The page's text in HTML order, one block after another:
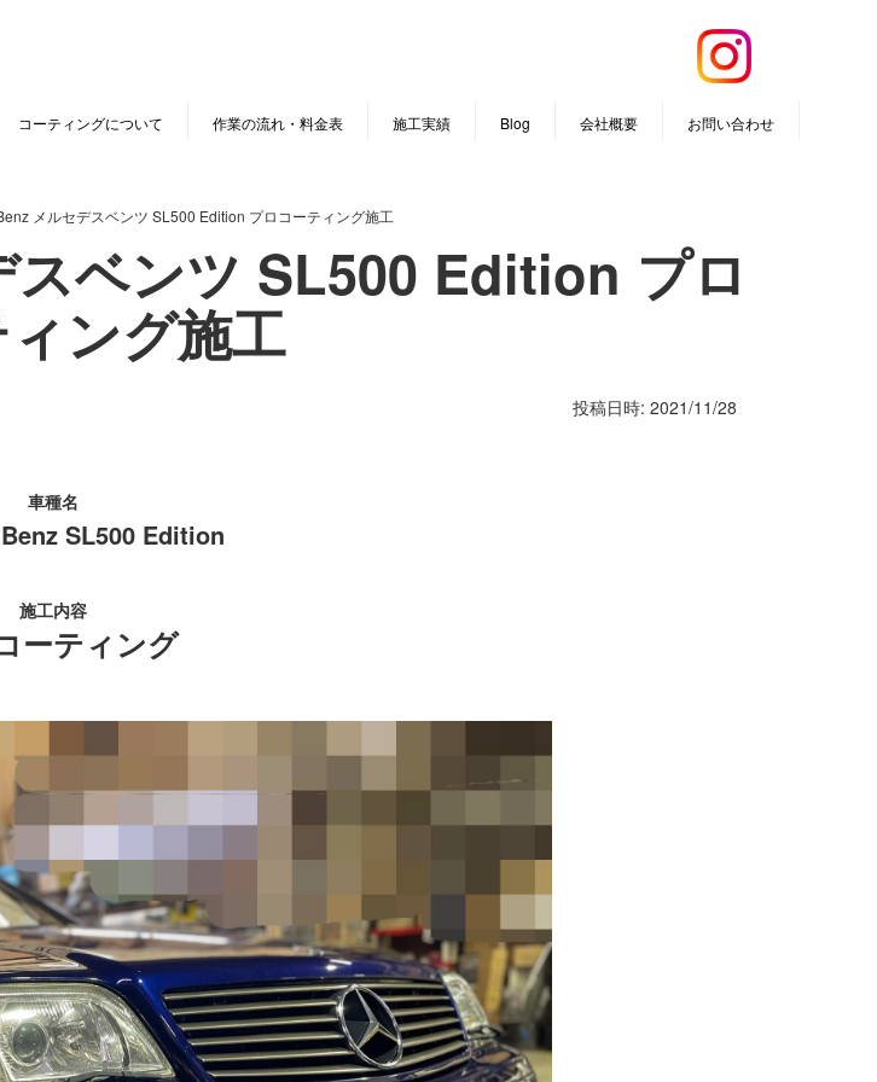
コーティングについて 作業の流れ・料金表 施工実績 Blog 会社概要 お問い合わせ
メルセデスベンツ SL500 Edition プロコーティング施工
ベンツ SL500 Edition プロ
ング施工
投稿日時: 2021/11/28
車種名
SL500 Edition
施工内容
ーティング